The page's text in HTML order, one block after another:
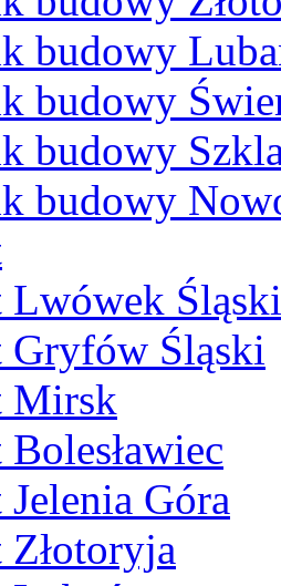
budowy
budowy
budowy
budowy
Śląski
Śląski
Mirsk
Góra